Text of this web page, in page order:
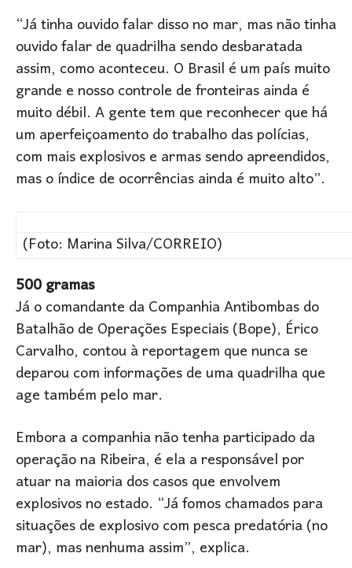
“Já tinha ouvido falar disso no mar, mas não tinha
ouvido falar de quadrilha sendo desbaratada
assim, como aconteceu. O Brasil é um país muito
grande e nosso controle de fronteiras ainda é
muito débil. A gente tem que reconhecer que há
um aperfeiçoamento do trabalho das polícias,
com mais explosivos e armas sendo apreendidos,
mas o índice de ocorrências ainda é muito alto”.
(Foto: Marina Silva/CORREIO)
500 gramas
Já o comandante da Companhia Antibombas do
Batalhão de Operações Especiais (Bope), Érico
Carvalho, contou à reportagem que nunca se
deparou com informações de uma quadrilha que
age também pelo mar.
Embora a companhia não tenha participado da
operação na Ribeira, é ela a responsável por
atuar na maioria dos casos que envolvem
explosivos no estado. “Já fomos chamados para
situações de explosivo com pesca predatória (no
mar), mas nenhuma assim”, explica.